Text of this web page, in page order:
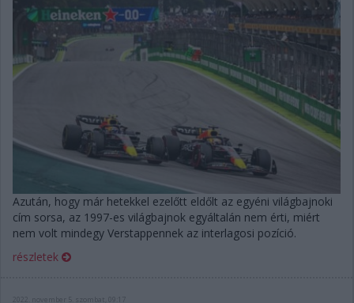
Azután, hogy már hetekkel ezelőtt eldőlt az egyéni világbajnoki
cím sorsa, az 1997-es világbajnok egyáltalán nem érti, miért
nem volt mindegy Verstappennek az interlagosi pozíció.
részletek
2022. november 5. szombat, 09:17